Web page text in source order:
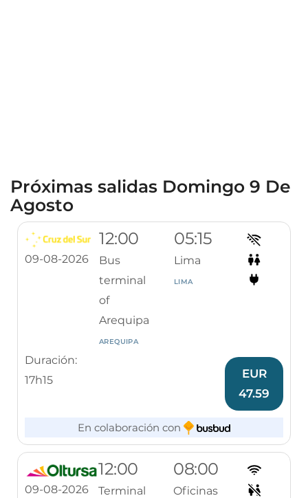
Próximas salidas Domingo 9 De
Agosto
09-08-2026
12:00
Bus
terminal
of
Arequipa
AREQUIPA
05:15
Lima
LIMA
Duración:
17h15
EUR
47.59
En colaboración con
09-08-2026
12:00
Terminal
08:00
Oficinas